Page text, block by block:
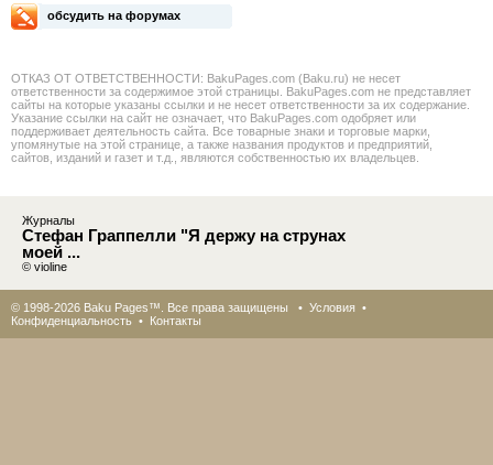
обсудить на форумах
ОТКАЗ ОТ ОТВЕТСТВЕННОСТИ: BakuPages.com (Baku.ru) не несет
ответственности за содержимое этой страницы. BakuPages.com не представляет
сайты на которые указаны ссылки и не несет ответственности за их содержание.
Указание ссылки на сайт не означает, что BakuPages.com одобряет или
поддерживает деятельность сайта. Все товарные знаки и торговые марки,
упомянутые на этой странице, а также названия продуктов и предприятий,
сайтов, изданий и газет и т.д., являются собственностью их владельцев.
Журналы
Стефан Граппелли "Я держу на струнах
моей ...
© violine
© 1998-2026 Baku Pages™. Все права защищены • Условия •
Конфиденциальность • Контакты